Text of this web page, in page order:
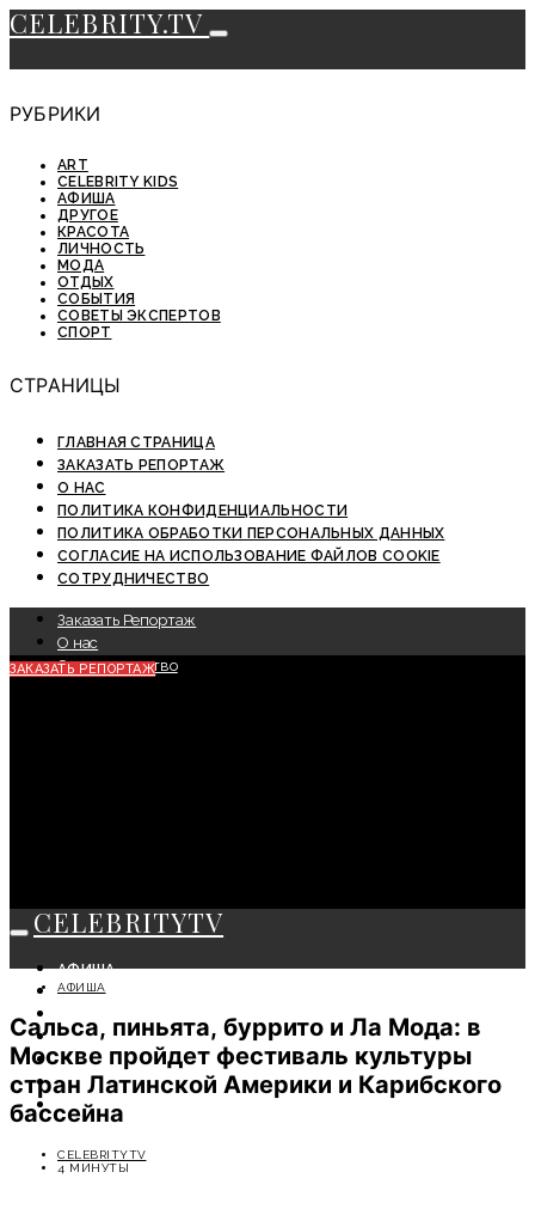
CELEBRITY.TV
РУБРИКИ
ART
CELEBRITY KIDS
АФИША
ДРУГОЕ
КРАСОТА
ЛИЧНОСТЬ
МОДА
ОТДЫХ
СОБЫТИЯ
СОВЕТЫ ЭКСПЕРТОВ
СПОРТ
СТРАНИЦЫ
ГЛАВНАЯ СТРАНИЦА
ЗАКАЗАТЬ РЕПОРТАЖ
О НАС
ПОЛИТИКА КОНФИДЕНЦИАЛЬНОСТИ
ПОЛИТИКА ОБРАБОТКИ ПЕРСОНАЛЬНЫХ ДАННЫХ
СОГЛАСИЕ НА ИСПОЛЬЗОВАНИЕ ФАЙЛОВ COOKIE
СОТРУДНИЧЕСТВО
Заказать Репортаж
О нас
Сотрудничество
ЗАКАЗАТЬ РЕПОРТАЖ
CELEBRITYTV
АФИША
СОБЫТИЯ
МОДА
ЛИЧНОСТЬ
ОТДЫХ
СОВЕТЫ ЭКСПЕРТОВ
АФИША
Сальса, пиньята, буррито и Ла Мода: в
Москве пройдет фестиваль культуры
стран Латинской Америки и Карибского
бассейна
CELEBRITYTV
4 МИНУТЫ